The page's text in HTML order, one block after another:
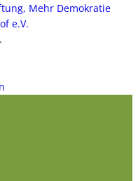
Mehr Demokratie
e.V.